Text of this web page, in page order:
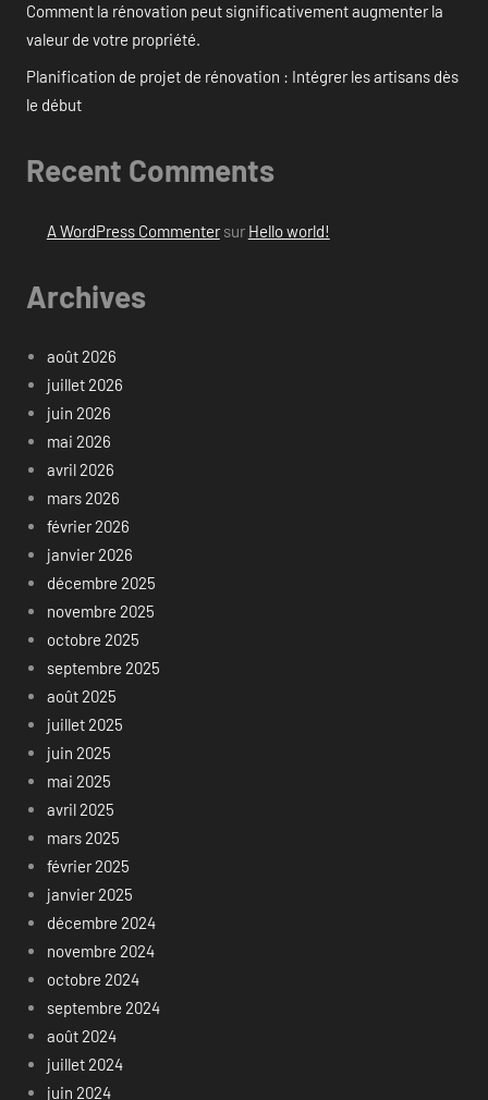
Comment la rénovation peut significativement augmenter la
valeur de votre propriété.
Planification de projet de rénovation : Intégrer les artisans dès
le début
Recent Comments
A WordPress Commentersur Hello world!
Archives
août 2026
juillet 2026
juin 2026
mai 2026
avril 2026
mars 2026
février 2026
janvier 2026
décembre 2025
novembre 2025
octobre 2025
septembre 2025
août 2025
juillet 2025
juin 2025
mai 2025
avril 2025
mars 2025
février 2025
janvier 2025
décembre 2024
novembre 2024
octobre 2024
septembre 2024
août 2024
juillet 2024
juin 2024